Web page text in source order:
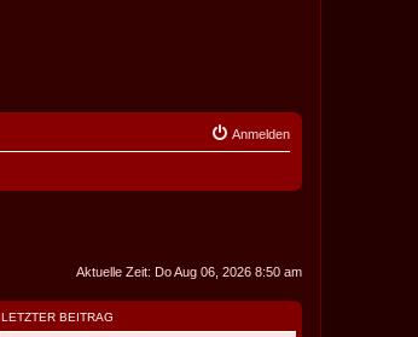
Anmelden
Aktuelle Zeit: Do Aug 06, 2026 8:50 am
LETZTER BEITRAG